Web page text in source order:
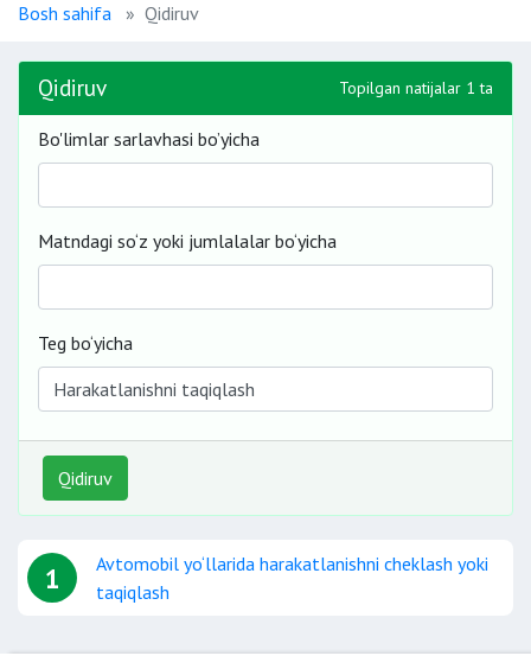
Bosh sahifa Qidiruv
Qidiruv Topilgan natijalar 1 ta
Bo'limlar sarlavhasi bo’yicha
Matndagi so‘z yoki jumlalalar bo‘yicha
Teg bo‘yicha
Qidiruv
1
Avtomobil yo‘llarida harakatlanishni cheklash yoki
taqiqlash